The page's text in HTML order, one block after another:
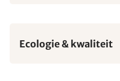
Ecologie & kwaliteit